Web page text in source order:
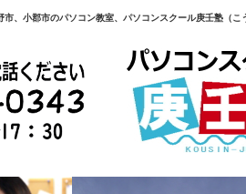
市、小郡市のパソコン教室、パソコンスクール庚壬塾（